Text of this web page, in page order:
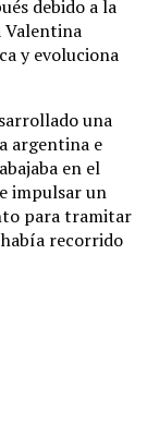
debido a la
Valentina
y evoluciona
una
argentina e
en el
impulsar un
para tramitar
recorrido